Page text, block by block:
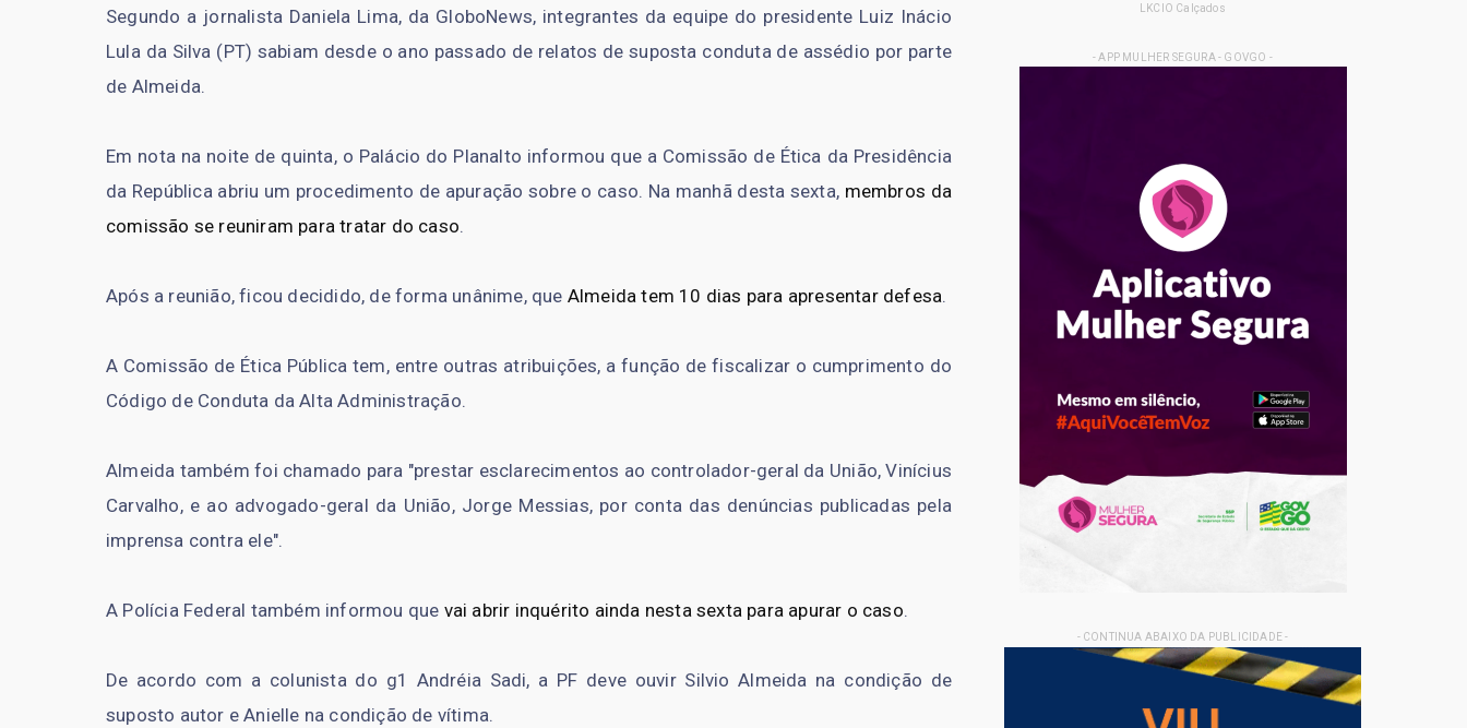
Segundo a jornalista Daniela Lima, da GloboNews, integrantes da equipe do presidente Luiz Inácio
Lula da Silva (PT) sabiam desde o ano passado de relatos de suposta conduta de assédio por parte
de Almeida.
Em nota na noite de quinta, o Palácio do Planalto informou que a Comissão de Ética da Presidência
da República abriu um procedimento de apuração sobre o caso. Na manhã desta sexta, membros da
comissão se reuniram para tratar do caso.
Após a reunião, ficou decidido, de forma unânime, que Almeida tem 10 dias para apresentar defesa.
A Comissão de Ética Pública tem, entre outras atribuições, a função de fiscalizar o cumprimento do
Código de Conduta da Alta Administração.
Almeida também foi chamado para "prestar esclarecimentos ao controlador-geral da União, Vinícius
Carvalho, e ao advogado-geral da União, Jorge Messias, por conta das denúncias publicadas pela
imprensa contra ele".
A Polícia Federal também informou que vai abrir inquérito ainda nesta sexta para apurar o caso.
De acordo com a colunista do g1 Andréia Sadi, a PF deve ouvir Silvio Almeida na condição de
suposto autor e Anielle na condição de vítima.
LKCIO Calçados
- APP MULHER SEGURA - GOVGO -
- CONTINUA ABAIXO DA PUBLICIDADE -